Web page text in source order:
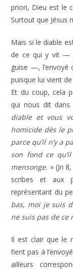
priori, Dieu est le
Surtout que Jésus
Mais si le diable
de ce qui y vit —
guise —, l’envoyé
puisque lui vient
Et du coup, cela
qui nous dit dans
diable et vous
homicide dès le
parce qu’il n’y a
son fond ce
mensonge. » (Jn
scribes et aux
représentant du
bas, moi je suis
ne suis pas de ce
Il est clair que le
fient pas à
ailleurs